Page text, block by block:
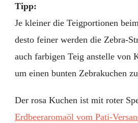
Tipp:
Je kleiner die Teigportionen
desto feiner werden die Zebra-
auch farbigen Teig anstelle von
um einen bunten Zebrakuchen
Der rosa Kuchen ist mit roter
Erdbeeraromaöl vom Pati-